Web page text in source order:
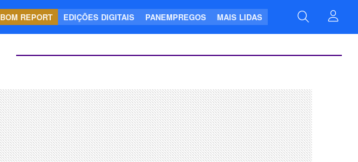
BOM REPORT EDIÇÕES DIGITAIS PANEMPREGOS MAIS LIDAS